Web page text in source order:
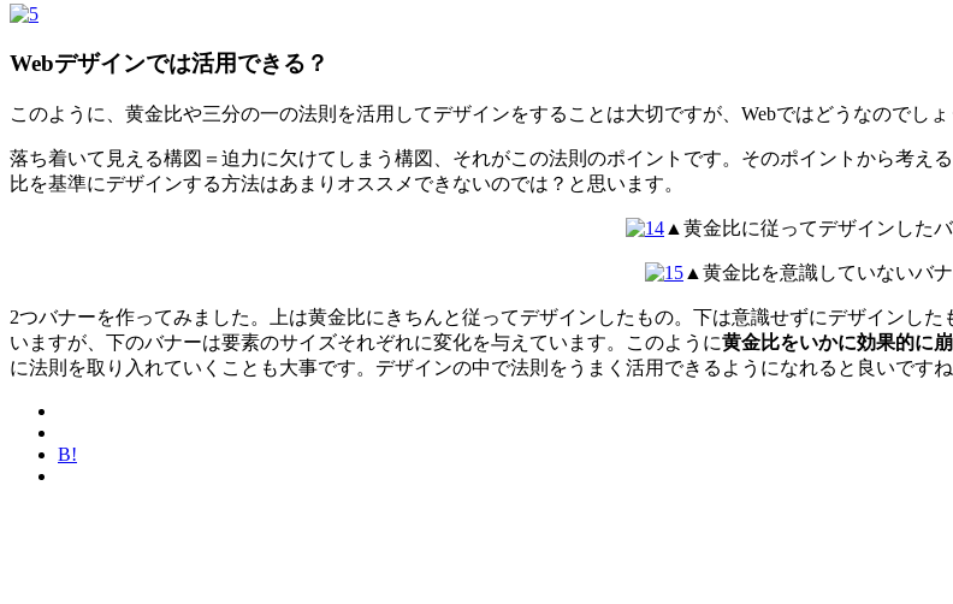
Webデザインでは活用できる？
このように、黄金比や三分の一の法則を活用してデザインをすることは大切ですが、Webではどうなのでしょ
落ち着いて見える構図＝迫力に欠けてしまう構図、それがこの法則のポイントです。そのポイントから考え
比を基準にデザインする方法はあまりオススメできないのでは？と思います。
▲黄金比に従ってデザインした
▲黄金比を意識していないバ
2つバナーを作ってみました。上は黄金比にきちんと従ってデザインしたもの。下は意識せずにデザインし
いますが、下のバナーは要素のサイズそれぞれに変化を与えています。このように黄金比をいかに効果的に
に法則を取り入れていくことも大事です。デザインの中で法則をうまく活用できるようになれると良いですね
B!